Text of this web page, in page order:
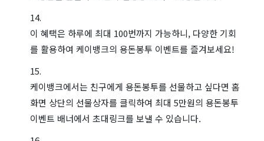
이 혜택은 하루에 최대 100번까지 가능하니, 다양한 기회
를 활용하여 케이뱅크의 용돈봉투 이벤트를 즐겨보세요!
케이뱅크에서는 친구에게 용돈봉투를 선물하고 싶다면 홈
화면 상단의 선물상자를 클릭하여 최대 5만원의 용돈봉투
이벤트 배너에서 초대링크를 보낼 수 있습니다.